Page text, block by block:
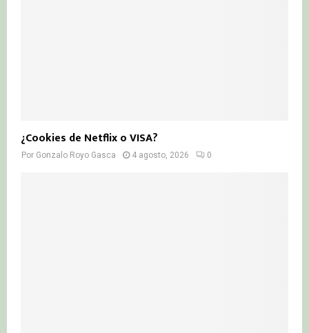
¿Cookies de Netflix o VISA?
Por Gonzalo Royo Gasca 4 agosto, 2026 0